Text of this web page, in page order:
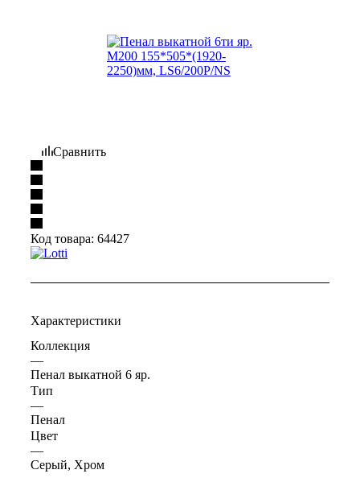
Сравнить
Код товара: 64427
Характеристики
Коллекция
—
Пенал выкатной 6 яр.
Тип
—
Пенал
Цвет
—
Серый, Хром